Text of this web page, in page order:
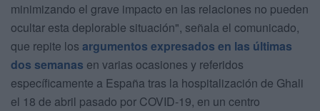
minimizando el grave impacto en las relaciones no pueden
ocultar esta deplorable situación", señala el comunicado,
que repite los argumentos expresados en las últimas
dos semanas en varias ocasiones y referidos
específicamente a España tras la hospitalización de Ghali
el 18 de abril pasado por COVID-19, en un centro